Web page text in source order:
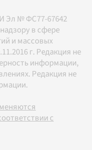
Эл № ФС77-67642
в сфере
и массовых
г. Редакция не
информации,
Редакция не
с